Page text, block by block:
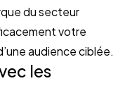
du secteur
votre
audience ciblée.
les